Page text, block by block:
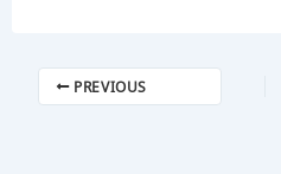
PREVIOUS